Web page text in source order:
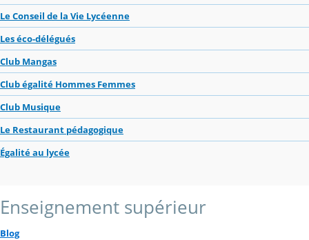
Le Conseil de la Vie Lycéenne
Les éco-délégués
Club Mangas
Club égalité Hommes Femmes
Club Musique
Le Restaurant pédagogique
Égalité au lycée
Enseignement supérieur
Blog